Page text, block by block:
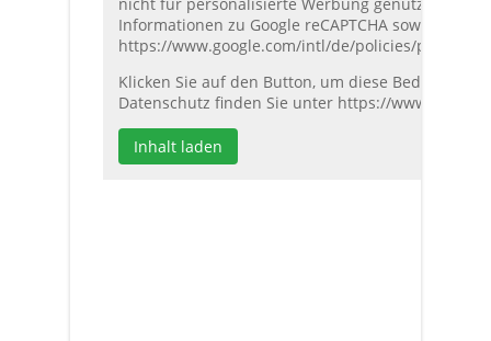
Informationen zu Google reCAPTCHA sowie die
https://www.google.com/intl/de/policies/privacy/
Klicken Sie auf den Button, um diese
Datenschutz finden Sie unter https://www.vgf.de/
Inhalt laden